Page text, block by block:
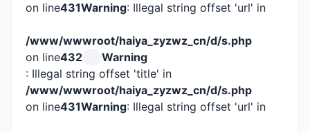
on line431Warning: Illegal string offset 'url' in
/www/wwwroot/haiya_zyzwz_cn/d/s.php
on line432
Warning
: Illegal string offset 'title' in
/www/wwwroot/haiya_zyzwz_cn/d/s.php
on line431Warning: Illegal string offset 'url' in